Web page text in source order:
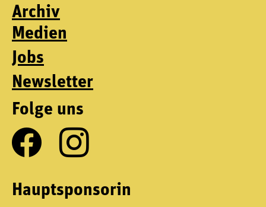
Archiv
Medien
Jobs
Newsletter
Folge uns
Hauptsponsorin